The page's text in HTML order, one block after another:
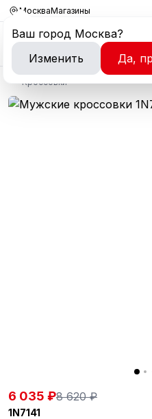
Москва
Ваш город Москва?
Изменить
Да,
Магазины
Кроссовки
6 035 ₽8 620 ₽
1N7141